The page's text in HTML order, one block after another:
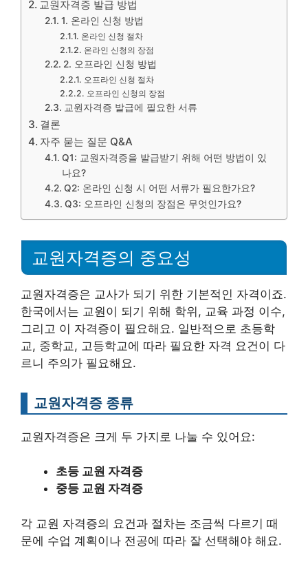
교원자격증 발급 방법
1. 온라인 신청 방법
온라인 신청 절차
온라인 신청의 장점
2. 오프라인 신청 방법
오프라인 신청 절차
오프라인 신청의 장점
교원자격증 발급에 필요한 서류
결론
자주 묻는 질문 Q&A
Q1: 교원자격증을 발급받기 위해 어떤 방법이 있
나요?
Q2: 온라인 신청 시 어떤 서류가 필요한가요?
Q3: 오프라인 신청의 장점은 무엇인가요?
교원자격증의 중요성
교원자격증은 교사가 되기 위한 기본적인 자격이죠.
한국에서는 교원이 되기 위해 학위, 교육 과정 이수,
그리고 이 자격증이 필요해요. 일반적으로 초등학
교, 중학교, 고등학교에 따라 필요한 자격 요건이 다
르니 주의가 필요해요.
교원자격증 종류
교원자격증은 크게 두 가지로 나눌 수 있어요:
초등 교원 자격증
중등 교원 자격증
각 교원 자격증의 요건과 절차는 조금씩 다르기 때
문에 수업 계획이나 전공에 따라 잘 선택해야 해요.